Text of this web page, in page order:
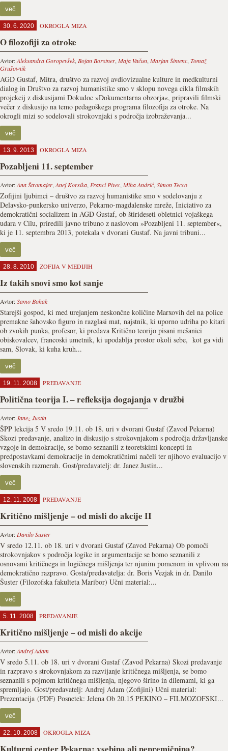
več
30. 6. 2020 OKROGLA MIZA
O filozofiji za otroke
Avtor:Aleksandra Goropevšek, Bojan Borstner, Maja Vačun, Marjan Šimenc, Tomaž
Grušovnik
AGD Gustaf, Mitra, društvo za razvoj avdiovizualne kulture in medkulturni
dialog in Društvo za razvoj humanistike smo v sklopu novega cikla filmskih
projekcij z diskusijami Dokudoc »Dokumentarna obzorja«, pripravili filmski
večer z diskusijo na temo pedagoškega programa filozofija za otroke. Na
okrogli mizi so sodelovali strokovnjaki s področja izobraževanja...
več
13. 9. 2013 OKROGLA MIZA
Pozabljeni 11. september
Avtor:Ana Štromajer, Anej Korsika, Franci Pivec, Miha Andrić, Simon Tecco
Zofijini ljubimci – društvo za razvoj humanistike smo v sodelovanju z
Delavsko-punkersko univerzo, Pekarno-magdalenske mreže, Iniciativo za
demokratični socializem in AGD Gustaf, ob štirideseti obletnici vojaškega
udara v Čilu, priredili javno tribuno z naslovom »Pozabljeni 11. september«,
ki je 11. septembra 2013, potekala v dvorani Gustaf. Na javni tribuni...
več
28. 8. 2010 ZOFIJA V MEDIJIH
Iz takih snovi smo kot sanje
Avtor:Samo Bohak
Starejši gospod, ki med urejanjem neskončne količine Marxovih del na police
premakne šahovsko figuro in razglasi mat, najstnik, ki uporno udriha po kitari
ob zvokih punka, profesor, ki predava Kritično teorijo pisani mešanici
obiskovalcev, francoski umetnik, ki upodablja prostor okoli sebe, kot ga vidi
sam, Slovak, ki kuha kruh...
več
19. 11. 2008 PREDAVANJE
Politična teorija I. – refleksija dogajanja v družbi
Avtor:Janez Justin
ŠPP lekcija 5 V sredo 19.11. ob 18. uri v dvorani Gustaf (Zavod Pekarna)
Skozi predavanje, analizo in diskusijo s strokovnjakom s področja državljanske
vzgoje in demokracije, se bomo seznanili z teoretskimi koncepti in
predpostavkami demokracije in demokratičnimi načeli ter njihovo evaluacijo v
slovenskih razmerah. Gost/predavatelj: dr. Janez Justin...
več
12. 11. 2008 PREDAVANJE
Kritično mišljenje – od misli do akcije II
Avtor: Danilo Šuster
V sredo 12.11. ob 18. uri v dvorani Gustaf (Zavod Pekarna) Ob pomoči
strokovnjakov s področja logike in argumentacije se bomo seznanili z
osnovami kritičnega in logičnega mišljenja ter njunim pomenom in vplivom na
demokratično razpravo. Gosta/predavatelja: dr. Boris Vezjak in dr. Danilo
Šuster (Filozofska fakulteta Maribor) Učni material:...
več
5. 11. 2008 PREDAVANJE
Kritično mišljenje – od misli do akcije
Avtor:Andrej Adam
V sredo 5.11. ob 18. uri v dvorani Gustaf (Zavod Pekarna) Skozi predavanje
in razpravo s strokovnjakom za razvijanje kritičnega mišljenja, se bomo
seznanili s pojmom kritičnega mišljenja, njegovo širino in dilemami, ki ga
spremljajo. Gost/predavatelj: Andrej Adam (Zofijini) Učni material:
Prezentacija (PDF) Posnetek: Jelena Ob 20.15 PEKINO – FILMOZOFSKI...
več
22. 10. 2008 OKROGLA MIZA